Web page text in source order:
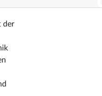
der